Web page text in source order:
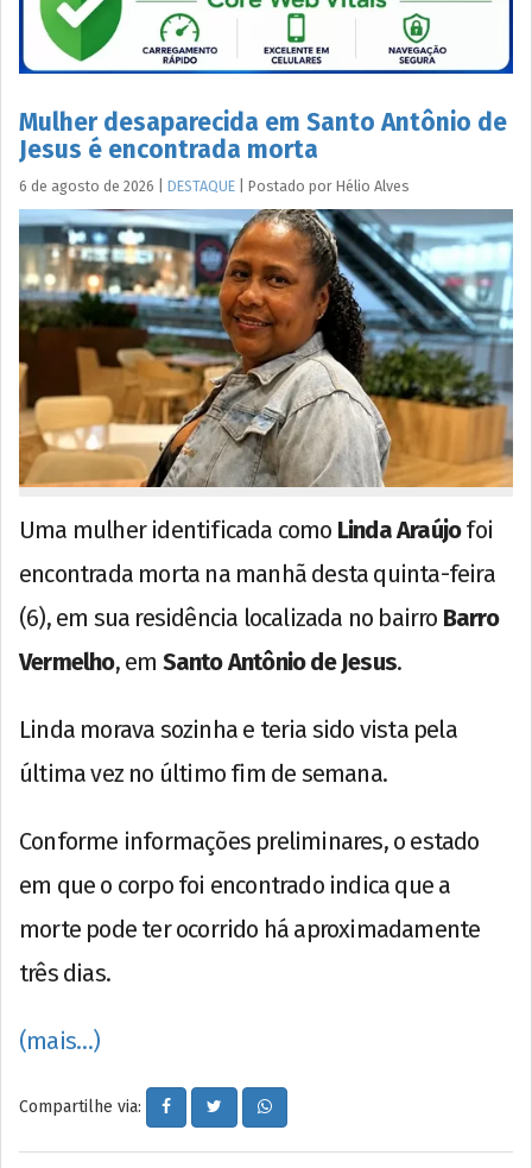
Mulher desaparecida em Santo Antônio de
Jesus é encontrada morta
6 de agosto de 2026 DESTAQUE Postado por Hélio Alves
Uma mulher identificada como Linda Araújofoi
encontrada morta na manhã desta quinta-feira
(6), em sua residência localizada no bairro Barro
Vermelho, em Santo Antônio de Jesus.
Linda morava sozinha e teria sido vista pela
última vez no último fim de semana.
Conforme informações preliminares, o estado
em que o corpo foi encontrado indica que a
morte pode ter ocorrido há aproximadamente
três dias.
(mais…)
Compartilhe via: